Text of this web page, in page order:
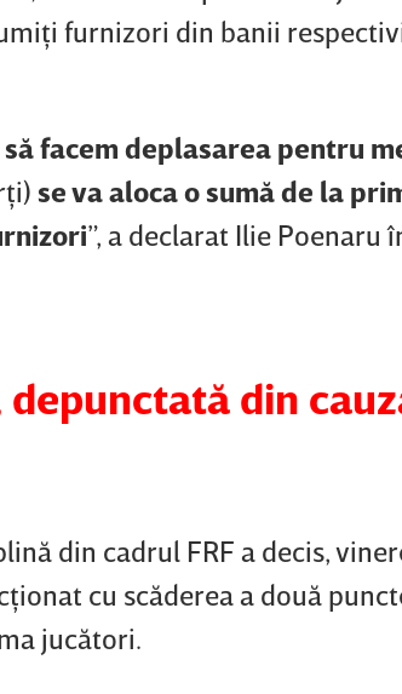
furnizori din banii
să facem deplasarea pentru
se va aloca o sumă de la
”, a declarat Ilie Poenaru
depunctată din
din cadrul FRF a decis,
cu scăderea a două
jucători.